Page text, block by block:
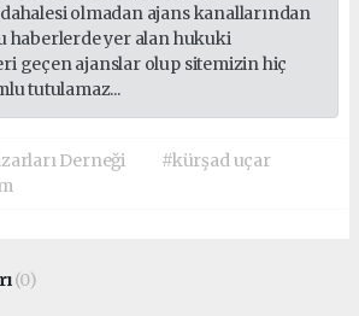
olmadan ajans kanallarından
haberlerde yer alan hukuki
geçen ajanslar olup sitemizin hiç
tutulamaz...
Derneği
#kürşad uçar
(0)